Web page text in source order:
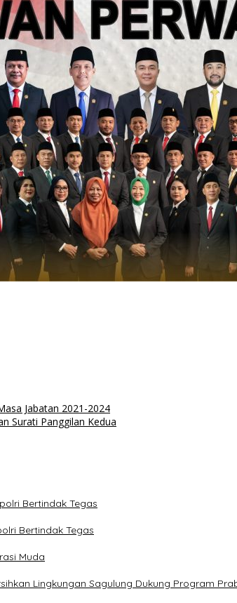
Jabatan 2021-2024
Surati Panggilan Kedua
Bertindak Tegas
Bertindak Tegas
Muda
Lingkungan Sagulung Dukung Program